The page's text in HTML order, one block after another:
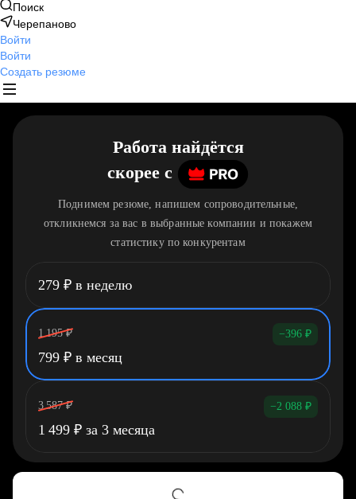
Поиск
Черепаново
Войти
Войти
Создать резюме
Работа найдётся
скорее c
Поднимем резюме, напишем сопроводительные,
откликнемся за вас в выбранные компании и покажем
статистику по конкурентам
279 ₽ в неделю
1 195 ₽ −396 ₽
799 ₽ в месяц
3 587 ₽ −2 088 ₽
1 499 ₽ за 3 месяца